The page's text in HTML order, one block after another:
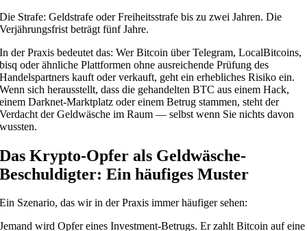
Die Strafe: Geldstrafe oder Freiheitsstrafe bis zu zwei Jahren. Die
Verjährungsfrist beträgt fünf Jahre.
In der Praxis bedeutet das: Wer Bitcoin über Telegram, LocalBitcoins,
bisq oder ähnliche Plattformen ohne ausreichende Prüfung des
Handelspartners kauft oder verkauft, geht ein erhebliches Risiko ein.
Wenn sich herausstellt, dass die gehandelten BTC aus einem Hack,
einem Darknet-Marktplatz oder einem Betrug stammen, steht der
Verdacht der Geldwäsche im Raum — selbst wenn Sie nichts davon
wussten.
Das Krypto-Opfer als Geldwäsche-
Beschuldigter: Ein häufiges Muster
Ein Szenario, das wir in der Praxis immer häufiger sehen:
Jemand wird Opfer eines Investment-Betrugs. Er zahlt Bitcoin auf eine